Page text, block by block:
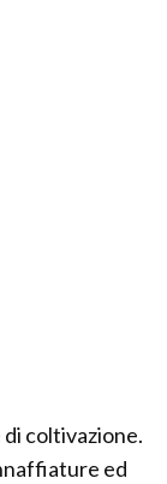
di coltivazione.
ed